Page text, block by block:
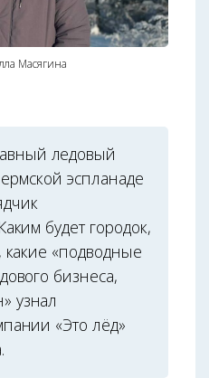
Масягина
ледовый
эспланаде
будет городок,
какие «подводные
бизнеса,
узнал
«Это лёд»